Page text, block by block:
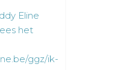
Eline
het
ggz/ik-